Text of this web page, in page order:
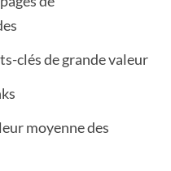
clés de grande valeur
moyenne des